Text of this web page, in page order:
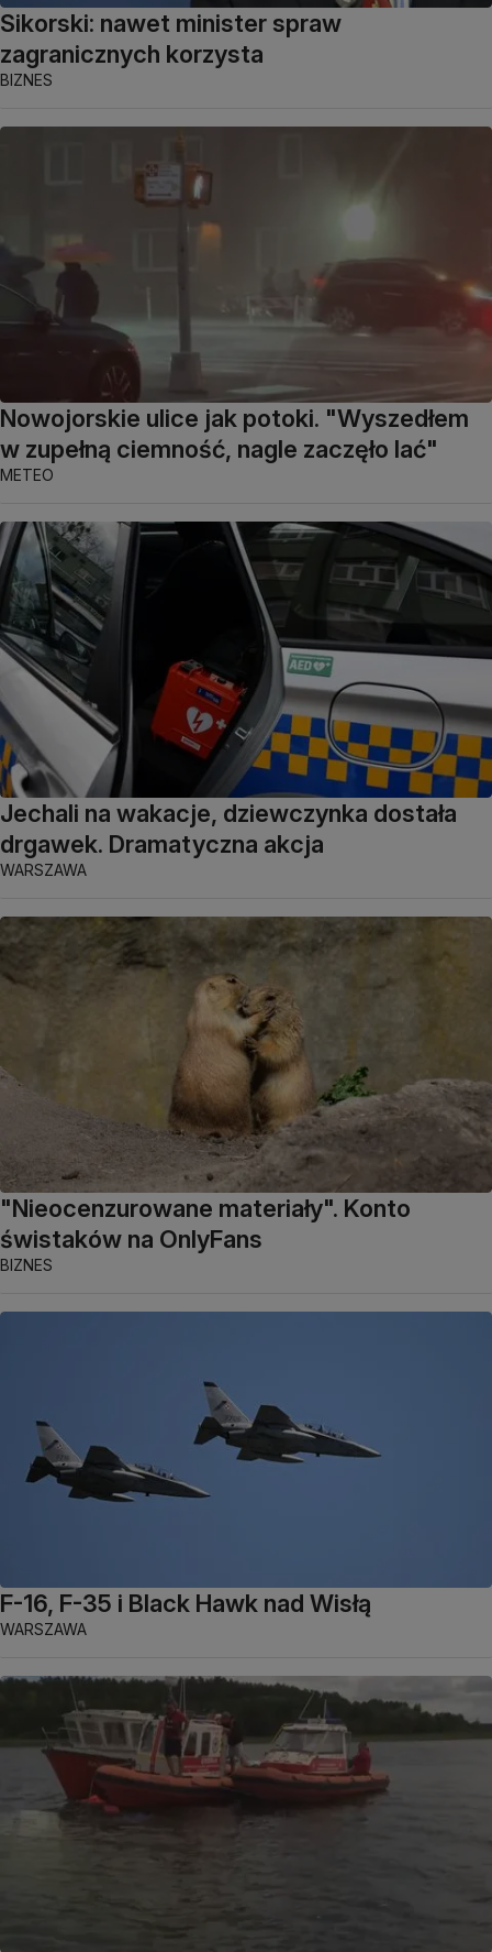
Sikorski: nawet minister spraw
zagranicznych korzysta
BIZNES
Nowojorskie ulice jak potoki. "Wyszedłem
w zupełną ciemność, nagle zaczęło lać"
METEO
Jechali na wakacje, dziewczynka dostała
drgawek. Dramatyczna akcja
WARSZAWA
"Nieocenzurowane materiały". Konto
świstaków na OnlyFans
BIZNES
F-16, F-35 i Black Hawk nad Wisłą
WARSZAWA